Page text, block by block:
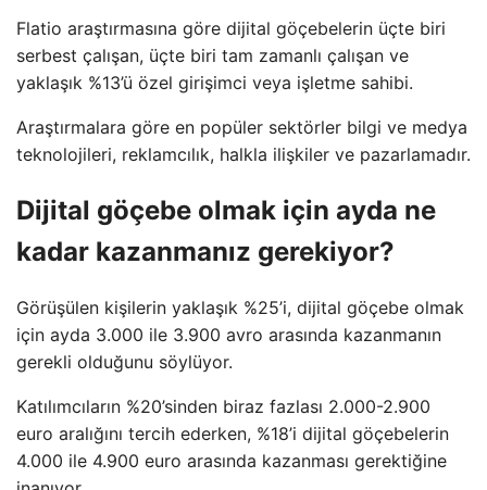
Flatio araştırmasına göre dijital göçebelerin üçte biri
serbest çalışan, üçte biri tam zamanlı çalışan ve
yaklaşık %13’ü özel girişimci veya işletme sahibi.
Araştırmalara göre en popüler sektörler bilgi ve medya
teknolojileri, reklamcılık, halkla ilişkiler ve pazarlamadır.
Dijital göçebe olmak için ayda ne
kadar kazanmanız gerekiyor?
Görüşülen kişilerin yaklaşık %25’i, dijital göçebe olmak
için ayda 3.000 ile 3.900 avro arasında kazanmanın
gerekli olduğunu söylüyor.
Katılımcıların %20’sinden biraz fazlası 2.000-2.900
euro aralığını tercih ederken, %18’i dijital göçebelerin
4.000 ile 4.900 euro arasında kazanması gerektiğine